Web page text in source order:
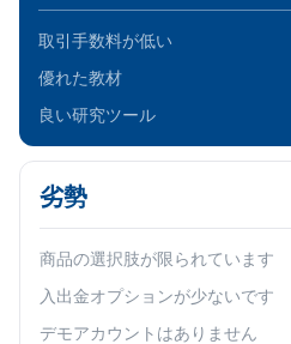
取引手数料が低い
優れた教材
良い研究ツール
劣勢
商品の選択肢が限られています
入出金オプションが少ないです
デモアカウントはありません